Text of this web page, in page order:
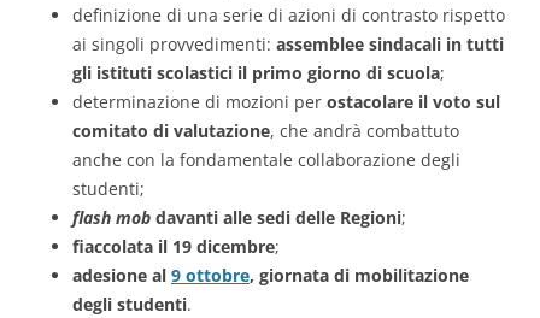
definizione di una serie di azioni di contrasto rispetto
ai singoli provvedimenti: assemblee sindacali in tutti
gli istituti scolastici il primo giorno di scuola;
determinazione di mozioni per ostacolare il voto sul
comitato di valutazione, che andrà combattuto
anche con la fondamentale collaborazione degli
studenti;
flash mob davanti alle sedi delle Regioni;
fiaccolata il 19 dicembre;
adesione al 9 ottobre, giornata di mobilitazione
degli studenti.